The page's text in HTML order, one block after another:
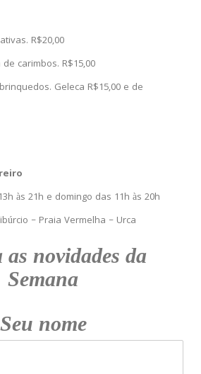
R$20,00
carimbos. R$15,00
Geleca R$15,00 e de
às 21h e domingo das 11h às 20h
– Praia Vermelha – Urca
as novidades da
Semana
Seu nome